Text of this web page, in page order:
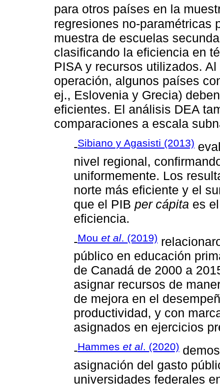
para otros países en la
regresiones no-paramétricas
muestra de escuelas
clasificando la eficiencia en
PISA y recursos utilizados.
operación, algunos países
ej., Eslovenia y Grecia)
eficientes. El análisis DEA
comparaciones a escala
-Sibiano y Agasisti (2013)
nivel regional,
uniformemente. Los
norte más eficiente y el
que el PIB per cápita es
eficiencia.
-Mou et al. (2019)
público en educación
de Canadá de 2000 a
asignar recursos de
de mejora en el
productividad, y con
asignados en ejercicios
-Hammes et al. (2020)
asignación del gasto
universidades federales